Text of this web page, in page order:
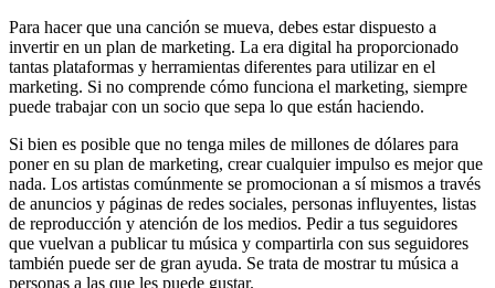
Para hacer que una canción se mueva, debes estar dispuesto a
invertir en un plan de marketing. La era digital ha proporcionado
tantas plataformas y herramientas diferentes para utilizar en el
marketing. Si no comprende cómo funciona el marketing, siempre
puede trabajar con un socio que sepa lo que están haciendo.
Si bien es posible que no tenga miles de millones de dólares para
poner en su plan de marketing, crear cualquier impulso es mejor que
nada. Los artistas comúnmente se promocionan a sí mismos a través
de anuncios y páginas de redes sociales, personas influyentes, listas
de reproducción y atención de los medios. Pedir a tus seguidores
que vuelvan a publicar tu música y compartirla con sus seguidores
también puede ser de gran ayuda. Se trata de mostrar tu música a
personas a las que les puede gustar.